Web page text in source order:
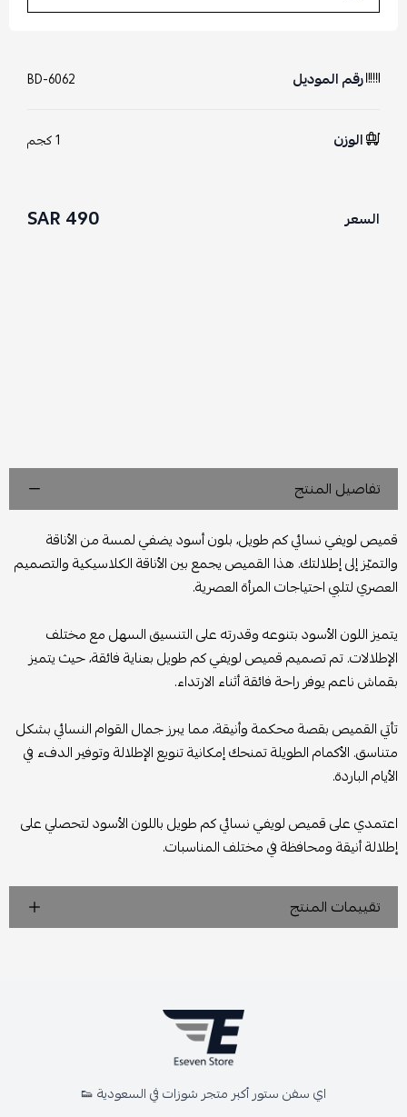
رقم الموديل BD-6062
الوزن 1 كجم
السعر 490 SAR
تفاصيل المنتج
قميص لويفي نسائي كم طويل، بلون أسود يضفي لمسة من الأناقة
والتميّز إلى إطلالتك. هذا القميص يجمع بين الأناقة الكلاسيكية والتصميم
العصري لتلبي احتياجات المرأة العصرية.
يتميز اللون الأسود بتنوعه وقدرته على التنسيق السهل مع مختلف
الإطلالات. تم تصميم قميص لويفي كم طويل بعناية فائقة، حيث يتميز
بقماش ناعم يوفر راحة فائقة أثناء الارتداء.
تأتي القميص بقصة محكمة وأنيقة، مما يبرز جمال القوام النسائي بشكل
متناسق. الأكمام الطويلة تمنحك إمكانية تنويع الإطلالة وتوفير الدفء في
الأيام الباردة.
اعتمدي على قميص لويفي نسائي كم طويل باللون الأسود لتحصلي على
إطلالة أنيقة ومحافظة في مختلف المناسبات.
تقييمات المنتج
اي سفن ستور أكبر متجر شوزات في السعودية 👟